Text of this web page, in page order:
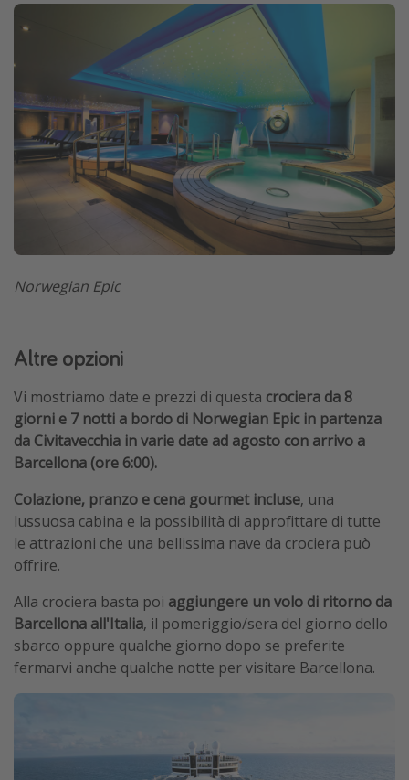
Norwegian Epic
Altre opzioni
Vi mostriamo date e prezzi di questa crociera da 8
giorni e 7 notti a bordo di Norwegian Epic in partenza
da Civitavecchia in varie date ad agosto con arrivo a
Barcellona (ore 6:00).
Colazione, pranzo e cena gourmet incluse, una
lussuosa cabina e la possibilità di approfittare di tutte
le attrazioni che una bellissima nave da crociera può
offrire.
Alla crociera basta poi aggiungere un volo di ritorno da
Barcellona all'Italia, il pomeriggio/sera del giorno dello
sbarco oppure qualche giorno dopo se preferite
fermarvi anche qualche notte per visitare Barcellona.